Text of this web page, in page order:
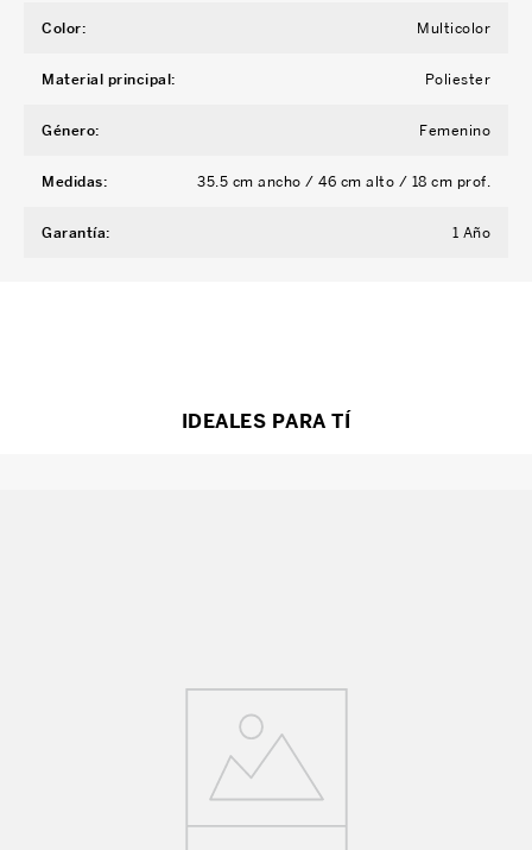
Color: Multicolor
Material principal: Poliester
Género: Femenino
Medidas: 35.5 cm ancho / 46 cm alto / 18 cm prof.
Garantía: 1 Año
IDEALES PARA TÍ